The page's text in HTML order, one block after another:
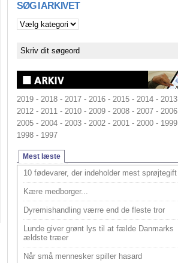
SØG I ARKIVET
2019 - 2018 - 2017 - 2016 - 2015 - 2014 - 2013
2012 - 2011 - 2010 - 2009 - 2008 - 2007 - 2006
2005 - 2004 - 2003 - 2002 - 2001 - 2000 - 1999
1998 - 1997
Mest læste
10 fødevarer, der indeholder mest sprøjtegift
Kære medborger...
Dyremishandling værre end de fleste tror
Lunde giver grønt lys til at fælde Danmarks
ældste træer
Når små mennesker spiller hasard